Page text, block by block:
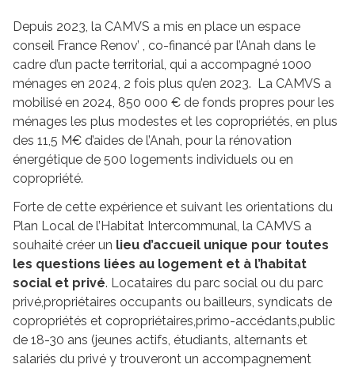
Depuis 2023, la CAMVS a mis en place un espace
conseil France Renov’ , co-financé par l’Anah dans le
cadre d’un pacte territorial, qui a accompagné 1000
ménages en 2024, 2 fois plus qu’en 2023. La CAMVS a
mobilisé en 2024, 850 000 € de fonds propres pour les
ménages les plus modestes et les copropriétés, en plus
des 11,5 M€ d’aides de l’Anah, pour la rénovation
énergétique de 500 logements individuels ou en
copropriété.
Forte de cette expérience et suivant les orientations du
Plan Local de l’Habitat Intercommunal, la CAMVS a
souhaité créer un lieu d’accueil unique pour toutes
les questions liées au logement et à l’habitat
social et privé. Locataires du parc social ou du parc
privé,propriétaires occupants ou bailleurs, syndicats de
copropriétés et copropriétaires,primo-accédants,public
de 18-30 ans (jeunes actifs, étudiants, alternants et
salariés du privé y trouveront un accompagnement